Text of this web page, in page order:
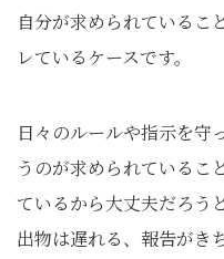
自分が求められているこ
レているケースです。
日々のルールや指示を守
うのが求められているこ
ているから大丈夫だろう
出物は遅れる、報告がき